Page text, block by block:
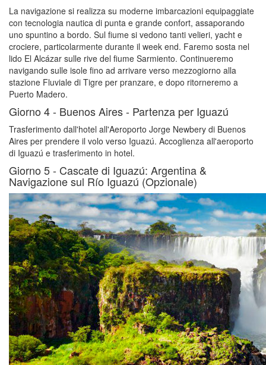
La navigazione si realizza su moderne imbarcazioni equipaggiate
con tecnologia nautica di punta e grande confort, assaporando
uno spuntino a bordo. Sul fiume si vedono tanti velieri, yacht e
crociere, particolarmente durante il week end. Faremo sosta nel
lido El Alcázar sulle rive del fiume Sarmiento. Continueremo
navigando sulle isole fino ad arrivare verso mezzogiorno alla
stazione Fluviale di Tigre per pranzare, e dopo ritorneremo a
Puerto Madero.
Giorno 4 - Buenos Aires - Partenza per Iguazú
Trasferimento dall'hotel all'Aeroporto Jorge Newbery di Buenos
Aires per prendere il volo verso Iguazú. Accoglienza all'aeroporto
di Iguazú e trasferimento in hotel.
Giorno 5 - Cascate di Iguazú: Argentina &
Navigazione sul Río Iguazú (Opzionale)